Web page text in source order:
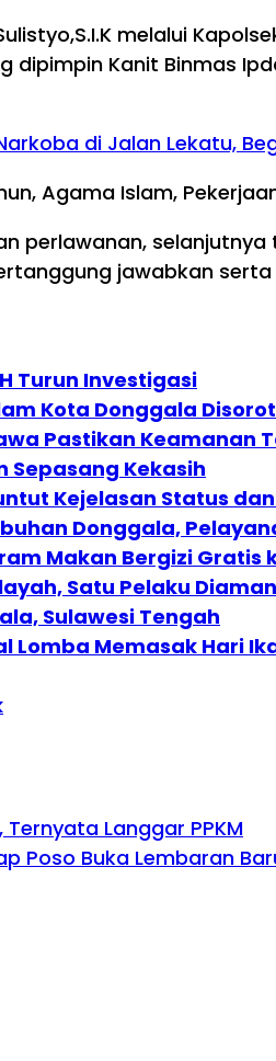
melalui
Kanit Binmas
di Jalan Lekatu,
Agama Islam,
perlawanan,
jawabkan
Turun Investigasi
Kota Donggala Disorot
Pastikan Keamanan
Sepasang Kekasih
Kejelasan Status dan
Donggala,
Makan Bergizi Gratis
Satu Pelaku
Sulawesi Tengah
Lomba Memasak Hari
Langgar PPKM
Poso Buka Lembaran